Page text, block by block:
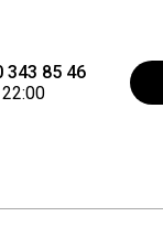
85 46
22:00